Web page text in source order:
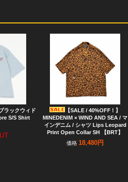
ラックウィド
S/S Shirt
【SALE / 40%OFF ! 】
MINEDENIM × WIND AND SEA / マ
インデニム / シャツ Lips Leopard
Print Open Collar SH 【BRT】
価格 18,480円